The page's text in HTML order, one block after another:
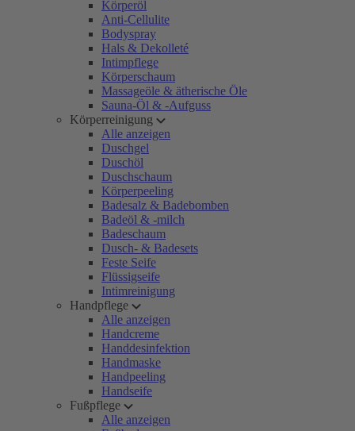
Körperöl
Anti-Cellulite
Bodyspray
Hals & Dekolleté
Intimpflege
Körperschaum
Massageöle & ätherische Öle
Sauna-Öl & -Aufguss
Körperreinigung
Alle anzeigen
Duschgel
Duschöl
Duschschaum
Körperpeeling
Badesalz & Badebomben
Badeöl & -milch
Badeschaum
Dusch- & Badesets
Feste Seife
Flüssigseife
Intimreinigung
Handpflege
Alle anzeigen
Handcreme
Handdesinfektion
Handmaske
Handpeeling
Handseife
Fußpflege
Alle anzeigen